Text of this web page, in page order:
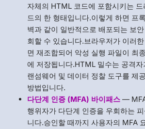
자체의 HTML 코드에 포함시키는
드의 한 형태입니다.이렇게 하면 프
벽과 같이 일반적으로 배포되는 보
회할 수 있습니다.브라우저가 이러
면 재조합되어 악성 실행 파일이 최
에 저장됩니다.HTML 밀수는 공격
랜섬웨어 및 데이터 정찰 도구를 제
방법입니다.
다단계 인증 (MFA) 바이패스 —
행위자가 다단계 인증을 우회하는
니다.승인할 때까지 사용자의 MFA